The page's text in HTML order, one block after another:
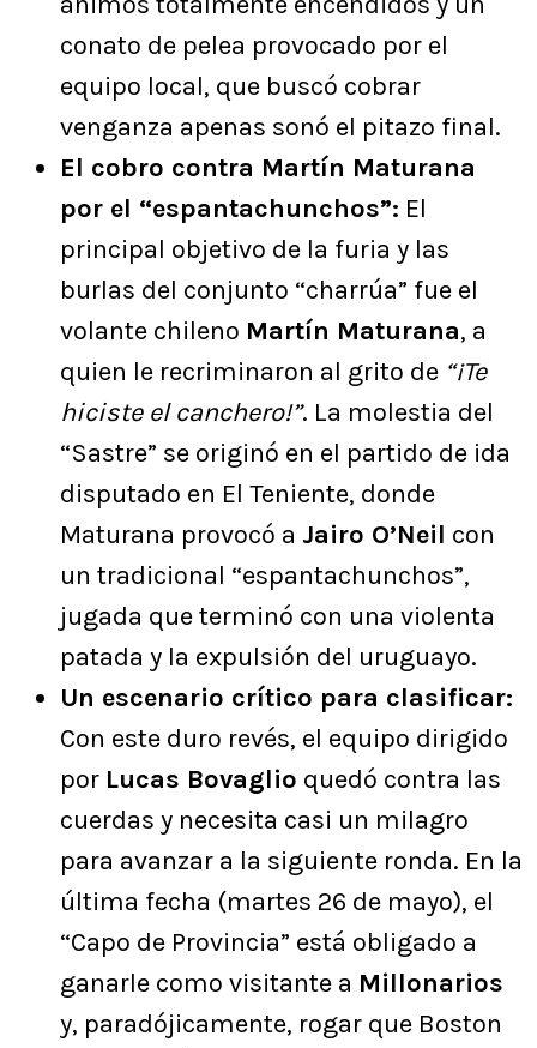
conato de pelea provocado por el
equipo local, que buscó cobrar
venganza apenas sonó el pitazo final.
El cobro contra Martín Maturana
por el “espantachunchos”: El
principal objetivo de la furia y las
burlas del conjunto “charrúa” fue el
volante chileno Martín Maturana, a
quien le recriminaron al grito de “¡Te
hiciste el canchero!”. La molestia del
“Sastre” se originó en el partido de ida
disputado en El Teniente, donde
Maturana provocó a Jairo O’Neil con
un tradicional “espantachunchos”,
jugada que terminó con una violenta
patada y la expulsión del uruguayo.
Un escenario crítico para clasificar:
Con este duro revés, el equipo dirigido
por Lucas Bovaglio quedó contra las
cuerdas y necesita casi un milagro
para avanzar a la siguiente ronda. En la
última fecha (martes 26 de mayo), el
“Capo de Provincia” está obligado a
ganarle como visitante a Millonarios
y, paradójicamente, rogar que Boston